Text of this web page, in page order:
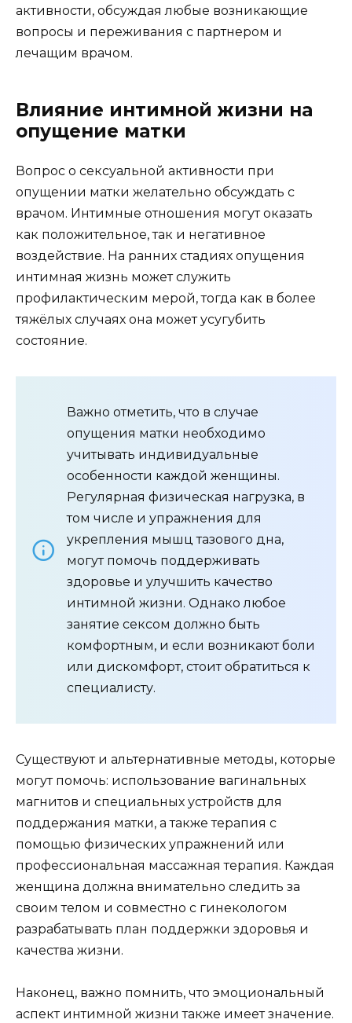
активности, обсуждая любые возникающие
вопросы и переживания с партнером и
лечащим врачом.
Влияние интимной жизни на
опущение матки
Вопрос о сексуальной активности при
опущении матки желательно обсуждать с
врачом. Интимные отношения могут оказать
как положительное, так и негативное
воздействие. На ранних стадиях опущения
интимная жизнь может служить
профилактическим мерой, тогда как в более
тяжёлых случаях она может усугубить
состояние.
Важно отметить, что в случае
опущения матки необходимо
учитывать индивидуальные
особенности каждой женщины.
Регулярная физическая нагрузка, в
том числе и упражнения для
укрепления мышц тазового дна,
могут помочь поддерживать
здоровье и улучшить качество
интимной жизни. Однако любое
занятие сексом должно быть
комфортным, и если возникают боли
или дискомфорт, стоит обратиться к
специалисту.
Существуют и альтернативные методы, которые
могут помочь: использование вагинальных
магнитов и специальных устройств для
поддержания матки, а также терапия с
помощью физических упражнений или
профессиональная массажная терапия. Каждая
женщина должна внимательно следить за
своим телом и совместно с гинекологом
разрабатывать план поддержки здоровья и
качества жизни.
Наконец, важно помнить, что эмоциональный
аспект интимной жизни также имеет значение.